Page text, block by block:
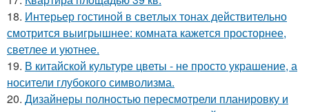
18. Интерьер гостиной в светлых тонах действительно
смотрится выигрышнее: комната кажется просторнее,
светлее и уютнее.
19. В китайской культуре цветы - не просто украшение, а
носители глубокого символизма.
20. Дизайнеры полностью пересмотрели планировку и